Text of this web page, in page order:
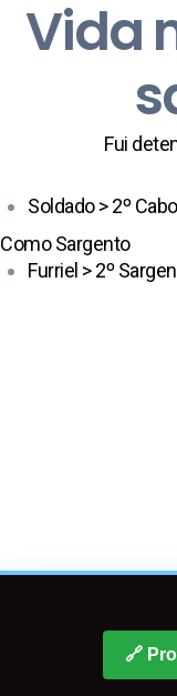
Vida
Fui
Soldado > 2º
Como Sargento
Furriel > 2º
🔗